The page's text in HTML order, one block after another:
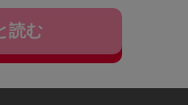
読む